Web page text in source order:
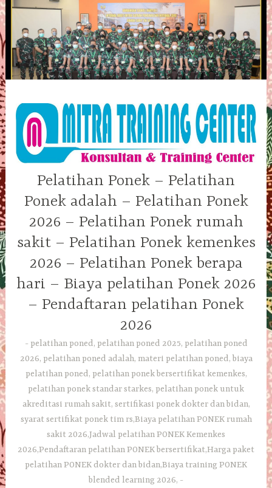
Skip
to
content
Pelatihan Ponek – Pelatihan
Ponek adalah – Pelatihan Ponek
2026 – Pelatihan Ponek rumah
sakit – Pelatihan Ponek kemenkes
2026 – Pelatihan Ponek berapa
hari – Biaya pelatihan Ponek 2026
– Pendaftaran pelatihan Ponek
2026
pelatihan poned, pelatihan poned 2025, pelatihan poned
2026, pelatihan poned adalah, materi pelatihan poned, biaya
pelatihan poned, pelatihan ponek bersertifikat kemenkes,
pelatihan ponek standar starkes, pelatihan ponek untuk
akreditasi rumah sakit, sertifikasi ponek dokter dan bidan,
syarat sertifikat ponek tim rs,Biaya pelatihan PONEK rumah
sakit 2026,Jadwal pelatihan PONEK Kemenkes
2026,Pendaftaran pelatihan PONEK bersertifikat,Harga paket
pelatihan PONEK dokter dan bidan,Biaya training PONEK
blended learning 2026,